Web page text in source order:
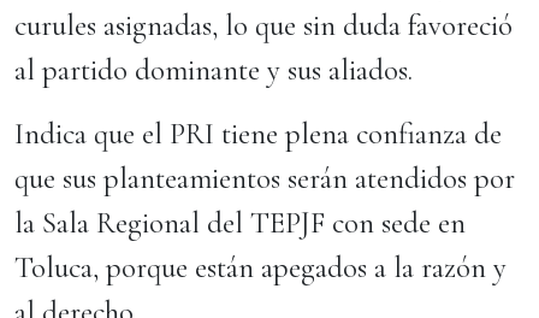
curules asignadas, lo que sin duda favoreció
al partido dominante y sus aliados.
Indica que el PRI tiene plena confianza de
que sus planteamientos serán atendidos por
la Sala Regional del TEPJF con sede en
Toluca, porque están apegados a la razón y